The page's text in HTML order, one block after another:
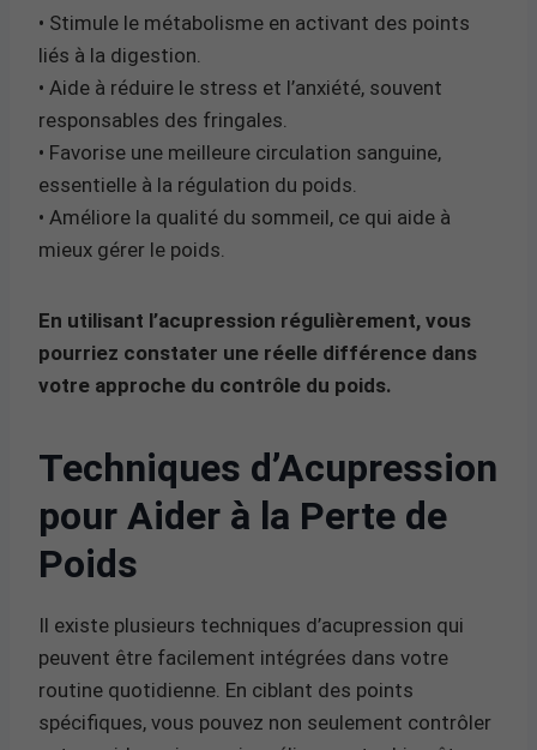
• Stimule le métabolisme en activant des points
liés à la digestion.
• Aide à réduire le stress et l’anxiété, souvent
responsables des fringales.
• Favorise une meilleure circulation sanguine,
essentielle à la régulation du poids.
• Améliore la qualité du sommeil, ce qui aide à
mieux gérer le poids.
En utilisant l’acupression régulièrement, vous
pourriez constater une réelle différence dans
votre approche du contrôle du poids.
Techniques d’Acupression
pour Aider à la Perte de
Poids
Il existe plusieurs techniques d’acupression qui
peuvent être facilement intégrées dans votre
routine quotidienne. En ciblant des points
spécifiques, vous pouvez non seulement contrôler